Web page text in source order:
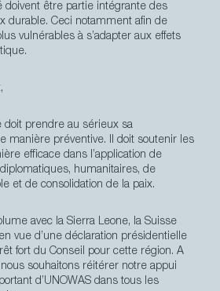
doivent être partie intégrante des
durable. Ceci notamment afin de
vulnérables à s’adapter aux effets
doit prendre au sérieux sa
manière préventive. Il doit soutenir les
efficace dans l’application de
humanitaires, de
et de consolidation de la paix.
avec la Sierra Leone, la Suisse
en vue d’une déclaration présidentielle
fort du Conseil pour cette région. A
souhaitons réitérer notre appui
d’UNOWAS dans tous les